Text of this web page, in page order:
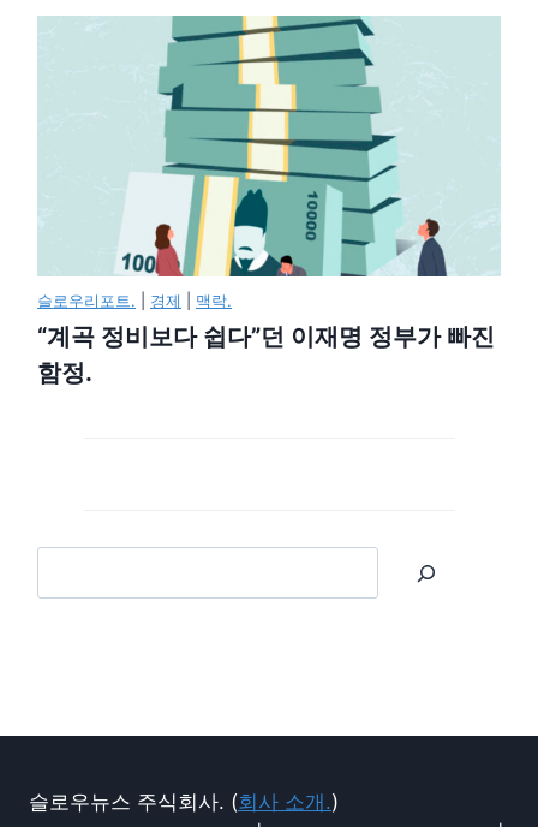
슬로우리포트. 경제 맥락.
“계곡 정비보다 쉽다”던 이재명 정부가 빠진
함정.
슬로우뉴스 주식회사. (회사 소개.)